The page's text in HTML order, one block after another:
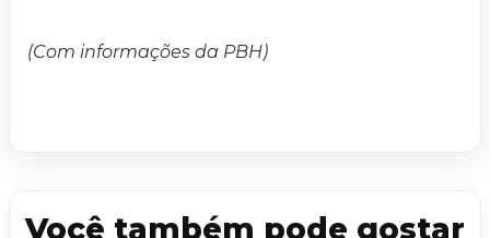
(Com informações da PBH)
Você também pode gostar